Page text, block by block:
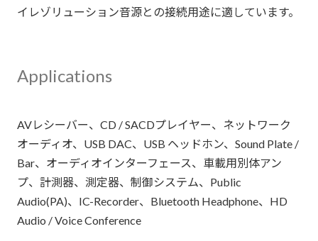
イレゾリューション音源との接続用途に適しています。
Applications
AVレシーバー、CD / SACDプレイヤー、ネットワーク
オーディオ、USB DAC、USB ヘッドホン、Sound Plate /
Bar、オーディオインターフェース、車載用別体アン
プ、計測器、測定器、制御システム、Public
Audio(PA)、IC-Recorder、Bluetooth Headphone、HD